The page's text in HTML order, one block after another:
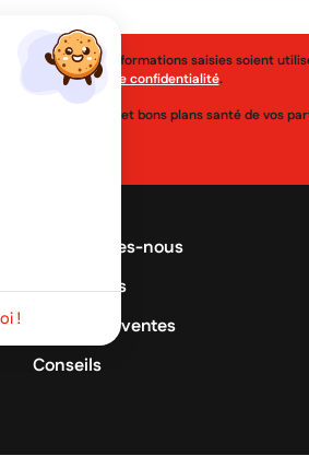
que les informations saisies soient
politique de confidentialité.
réductions et bons plans santé de vos
Qui sommes-nous
Promotions
Meilleures ventes
Conseils
!